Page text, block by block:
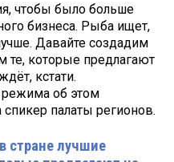
чтобы было больше
бизнеса. Рыба ищет,
Давайте создадим
те, которые предлагают
кстати.
режима об этом
спикер палаты регионов.
стране лучшие